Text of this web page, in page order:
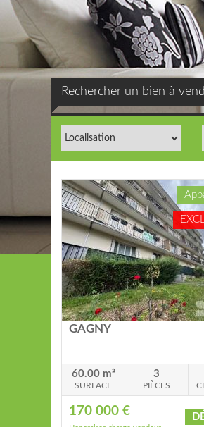
Rechercher un bien à
GAGNY
60.00 m²
SURFACE
3
PIÈCES
170 000 €